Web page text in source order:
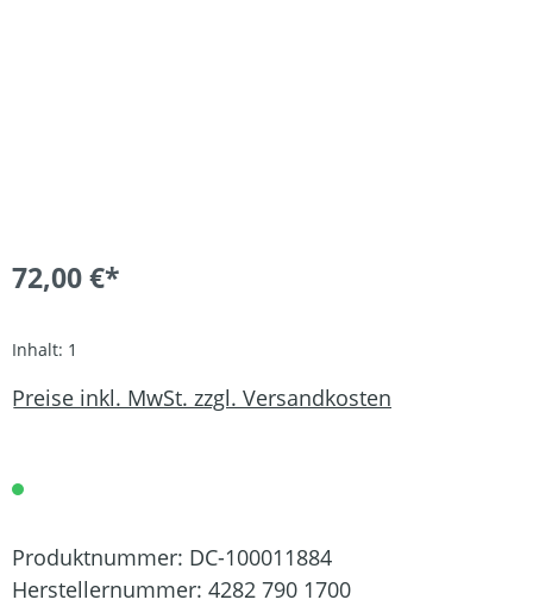
72,00 €*
Inhalt: 1
Preise inkl. MwSt. zzgl. Versandkosten
Produktnummer: DC-100011884
Herstellernummer: 4282 790 1700